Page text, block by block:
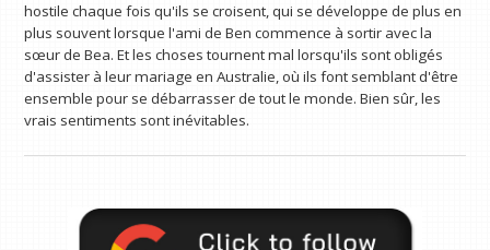
hostile chaque fois qu'ils se croisent, qui se développe de plus en
plus souvent lorsque l'ami de Ben commence à sortir avec la
sœur de Bea. Et les choses tournent mal lorsqu'ils sont obligés
d'assister à leur mariage en Australie, où ils font semblant d'être
ensemble pour se débarrasser de tout le monde. Bien sûr, les
vrais sentiments sont inévitables.